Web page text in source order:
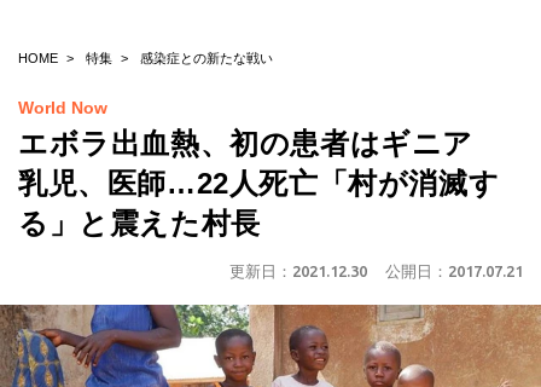
HOME 特集 感染症との新たな戦い
World Now
エボラ出血熱、初の患者はギニア
乳児、医師…22人死亡「村が消滅す
る」と震えた村長
更新日： 2021.12.30 公開日： 2017.07.21